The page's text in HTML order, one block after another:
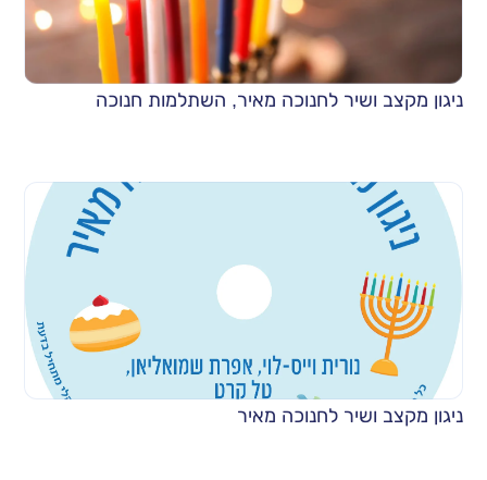
ניגון מקצב ושיר לחנוכה מאיר, השתלמות חנוכה
ניגון מקצב ושיר לחנוכה מאיר